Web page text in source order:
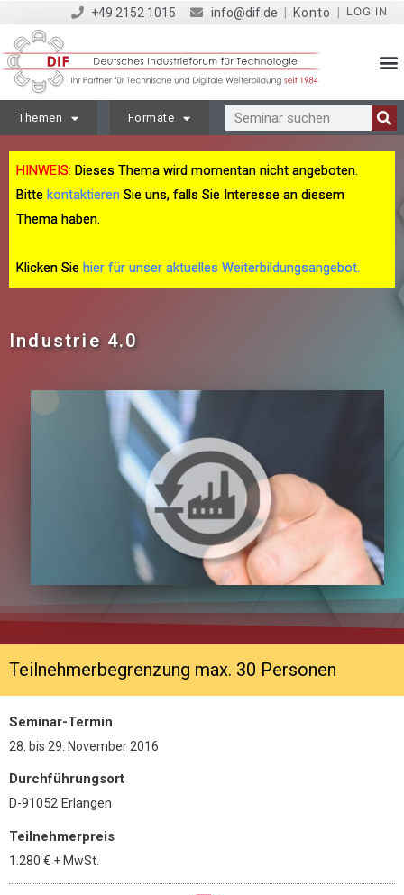
+49 2152 1015 info@dif.de Konto LOG IN
Themen Formate
HINWEIS: Dieses Thema wird momentan nicht angeboten.
Bitte kontaktieren Sie uns, falls Sie Interesse an diesem
Thema haben.
Klicken Sie hier für unser aktuelles Weiterbildungsangebot.
Industrie 4.0
Teilnehmerbegrenzung max. 30 Personen
Seminar-Termin
28. bis 29. November 2016
Durchführungsort
D-91052 Erlangen
Teilnehmerpreis
1.280 € + MwSt.